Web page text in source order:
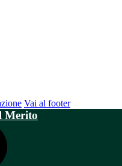
Vai al footer
Merito